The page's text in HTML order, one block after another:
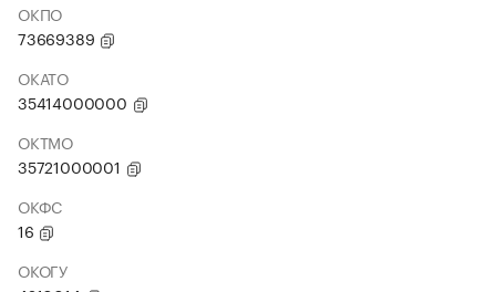
ОКПО
73669389
ОКАТО
35414000000
ОКТМО
35721000001
ОКФС
16
ОКОГУ